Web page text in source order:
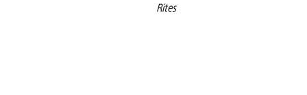
Rites